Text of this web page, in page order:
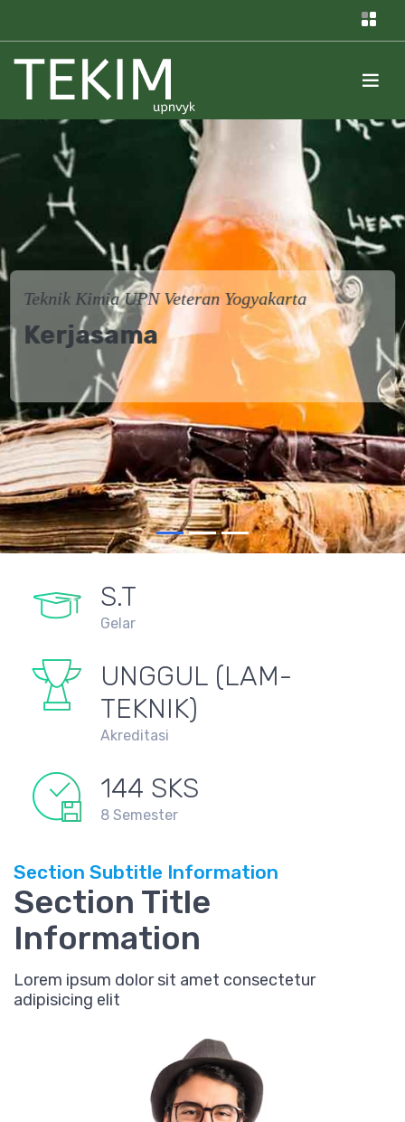
Berita Terkini
Campus Hiring PT AICA
Indonesia
Lebih Lanjut
S.T
Gelar
UNGGUL (LAM-
TEKNIK)
Akreditasi
144 SKS
8 Semester
Section Subtitle Information
Section Title
Information
Lorem ipsum dolor sit amet consectetur
adipisicing elit